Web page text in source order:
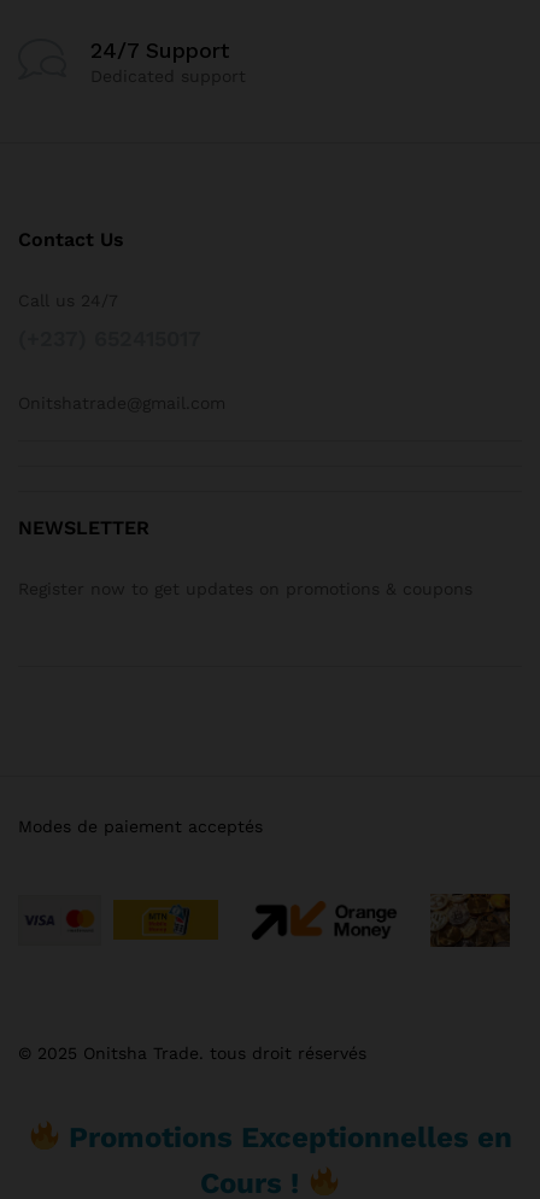
24/7 Support
Contact Us
NEWSLETTER
© 2025 Onitsha Trade. tous droit réservés
Modes de paiement acceptés
Promotions Exceptionnelles en
Cours !